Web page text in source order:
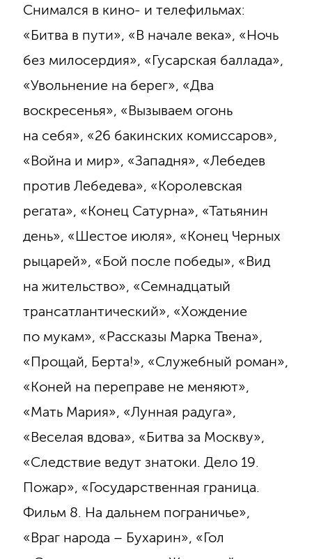
Снимался в кино- и телефильмах:
«Битва в пути», «В начале века», «Ночь
без милосердия», «Гусарская баллада»,
«Увольнение на берег», «Два
воскресенья», «Вызываем огонь
на себя», «26 бакинских комиссаров»,
«Война и мир», «Западня», «Лебедев
против Лебедева», «Королевская
регата», «Конец Сатурна», «Татьянин
день», «Шестое июля», «Конец Черных
рыцарей», «Бой после победы», «Вид
на жительство», «Семнадцатый
трансатлантический», «Хождение
по мукам», «Рассказы Марка Твена»,
«Прощай, Берта!», «Служебный роман»,
«Коней на переправе не меняют»,
«Мать Мария», «Лунная радуга»,
«Веселая вдова», «Битва за Москву»,
«Следствие ведут знатоки. Дело 19.
Пожар», «Государственная граница.
Фильм 8. На дальнем пограничье»,
«Враг народа – Бухарин», «Гол